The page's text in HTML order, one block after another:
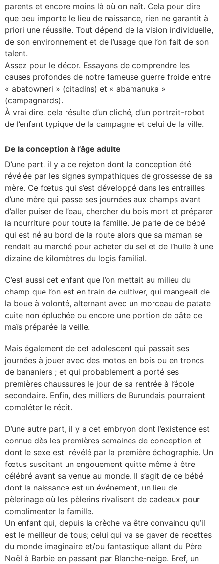
parents et encore moins là où on naît. Cela pour dire
que peu importe le lieu de naissance, rien ne garantit à
priori une réussite. Tout dépend de la vision individuelle,
de son environnement et de l’usage que l’on fait de son
talent.
Assez pour le décor. Essayons de comprendre les
causes profondes de notre fameuse guerre froide entre
« abatowneri » (citadins) et « abamanuka »
(campagnards).
À vrai dire, cela résulte d’un cliché, d’un portrait-robot
de l’enfant typique de la campagne et celui de la ville.
De la conception à l’âge adulte
D’une part, il y a ce rejeton dont la conception été
révélée par les signes sympathiques de grossesse de sa
mère. Ce fœtus qui s’est développé dans les entrailles
d’une mère qui passe ses journées aux champs avant
d’aller puiser de l’eau, chercher du bois mort et préparer
la nourriture pour toute la famille. Je parle de ce bébé
qui est né au bord de la route alors que sa maman se
rendait au marché pour acheter du sel et de l’huile à une
dizaine de kilomètres du logis familial.
C’est aussi cet enfant que l’on mettait au milieu du
champ que l’on est en train de cultiver, qui mangeait de
la boue à volonté, alternant avec un morceau de patate
cuite non épluchée ou encore une portion de pâte de
maïs préparée la veille.
Mais également de cet adolescent qui passait ses
journées à jouer avec des motos en bois ou en troncs
de bananiers ; et qui probablement a porté ses
premières chaussures le jour de sa rentrée à l’école
secondaire. Enfin, des milliers de Burundais pourraient
compléter le récit.
D’une autre part, il y a cet embryon dont l’existence est
connue dès les premières semaines de conception et
dont le sexe est révélé par la première échographie. Un
fœtus suscitant un engouement quitte même à être
célébré avant sa venue au monde. Il s’agit de ce bébé
dont la naissance est un événement, un lieu de
pèlerinage où les pèlerins rivalisent de cadeaux pour
complimenter la famille.
Un enfant qui, depuis la crèche va être convaincu qu’il
est le meilleur de tous; celui qui va se gaver de recettes
du monde imaginaire et/ou fantastique allant du Père
Noël à Barbie en passant par Blanche-neige. Bref, un